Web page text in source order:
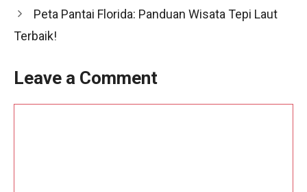
Peta Pantai Florida: Panduan Wisata Tepi Laut
Terbaik!
Leave a Comment